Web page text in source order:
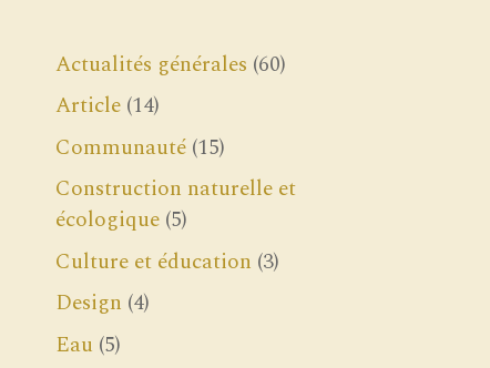
Actualités générales (60)
Article (14)
Communauté (15)
Construction naturelle et
écologique (5)
Culture et éducation (3)
Design (4)
Eau (5)